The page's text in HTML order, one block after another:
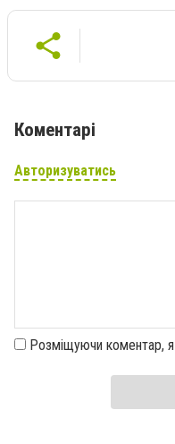
Коментарі
Авторизуватись
Розміщуючи коментар,